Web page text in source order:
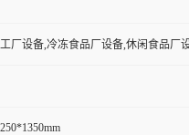
厂设备,冷冻食品厂设备,休闲食品厂